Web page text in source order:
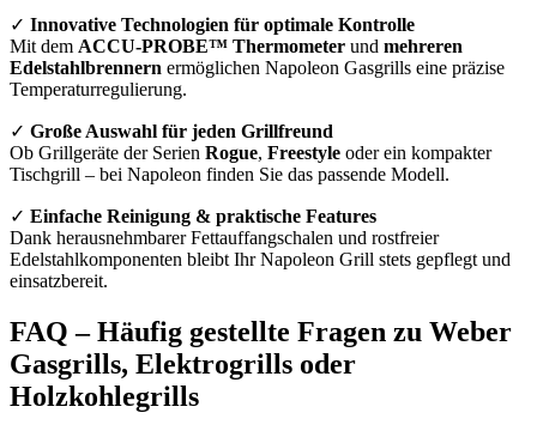
✓ Innovative Technologien für optimale Kontrolle
Mit dem ACCU-PROBE™ Thermometer und mehreren
Edelstahlbrennern ermöglichen Napoleon Gasgrills eine präzise
Temperaturregulierung.
✓ Große Auswahl für jeden Grillfreund
Ob Grillgeräte der Serien Rogue, Freestyle oder ein kompakter
Tischgrill – bei Napoleon finden Sie das passende Modell.
✓ Einfache Reinigung & praktische Features
Dank herausnehmbarer Fettauffangschalen und rostfreier
Edelstahlkomponenten bleibt Ihr Napoleon Grill stets gepflegt und
einsatzbereit.
FAQ – Häufig gestellte Fragen zu Weber
Gasgrills, Elektrogrills oder
Holzkohlegrills